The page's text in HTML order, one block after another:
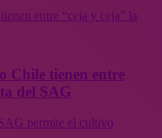
entre “ceja y ceja” la
Chile tienen entre
del SAG
permite el cultivo